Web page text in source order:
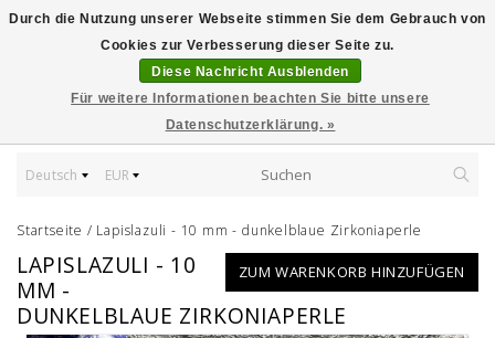
Deutsch EUR
Startseite / Lapislazuli - 10 mm - dunkelblaue Zirkoniaperle
ZUM WARENKORB HINZUFÜGEN
LAPISLAZULI - 10
MM -
DUNKELBLAUE ZIRKONIAPERLE
Durch die Nutzung unserer Webseite stimmen Sie dem Gebrauch von
Cookies zur Verbesserung dieser Seite zu.
Diese Nachricht Ausblenden
Für weitere Informationen beachten Sie bitte unsere
Datenschutzerklärung. »